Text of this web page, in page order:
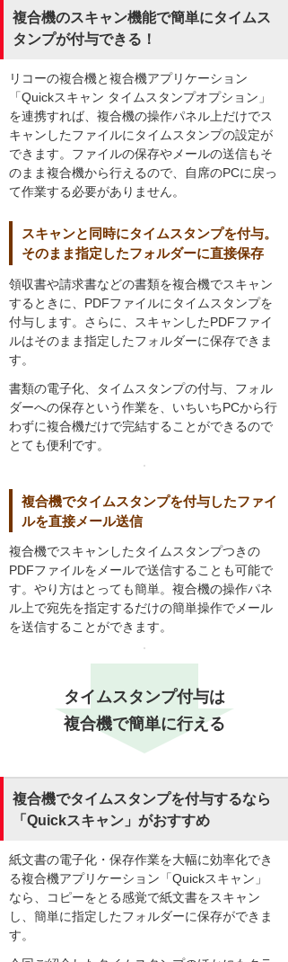
複合機のスキャン機能で簡単にタイムス
タンプが付与できる！
リコーの複合機と複合機アプリケーション
「Quickスキャン タイムスタンプオプション」
を連携すれば、複合機の操作パネル上だけでス
キャンしたファイルにタイムスタンプの設定が
できます。ファイルの保存やメールの送信もそ
のまま複合機から行えるので、自席のPCに戻っ
て作業する必要がありません。
スキャンと同時にタイムスタンプを付与。
そのまま指定したフォルダーに直接保存
領収書や請求書などの書類を複合機でスキャン
するときに、PDFファイルにタイムスタンプを
付与します。さらに、スキャンしたPDFファイ
ルはそのまま指定したフォルダーに保存できま
す。
書類の電子化、タイムスタンプの付与、フォル
ダーへの保存という作業を、いちいちPCから行
わずに複合機だけで完結することができるので
とても便利です。
複合機でタイムスタンプを付与したファイ
ルを直接メール送信
複合機でスキャンしたタイムスタンプつきの
PDFファイルをメールで送信することも可能で
す。やり方はとっても簡単。複合機の操作パネ
ル上で宛先を指定するだけの簡単操作でメール
を送信することができます。
タイムスタンプ付与は
複合機で簡単に行える
複合機でタイムスタンプを付与するなら
「Quickスキャン」がおすすめ
紙文書の電子化・保存作業を大幅に効率化でき
る複合機アプリケーション「Quickスキャン」
なら、コピーをとる感覚で紙文書をスキャン
し、簡単に指定したフォルダーに保存ができま
す。